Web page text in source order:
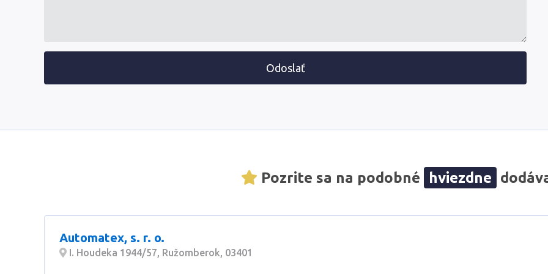
Odoslať
Pozrite sa na podobné hviezdne
Automatex, s. r. o.
I. Houdeka 1944/57, Ružomberok, 03401